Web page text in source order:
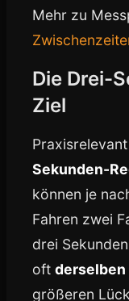
Mehr zu
Die Drei-
Ziel
Sekunden-
können je
Fahren zwei
drei
oft derselben
größeren